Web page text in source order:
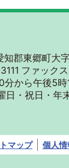
郡東郷町大
ファック
分から午後5時
日・祝日・年
マップ 個人